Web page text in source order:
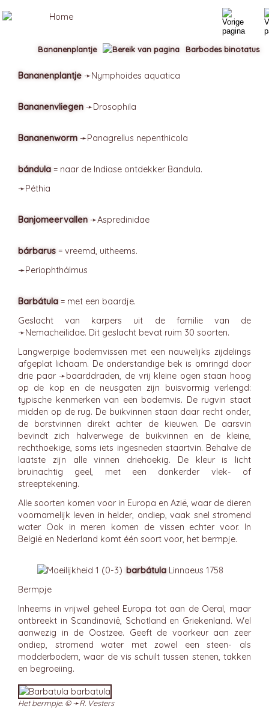
Bananenplantje ➛Nymphoides aquatica
Bananenvliegen ➛Drosophila
Bananenworm ➛Panagrellus nepenthicola
bándula = naar de Indiase ontdekker Bandula.
➛Péthia
Banjomeervallen ➛Aspredinidae
bárbarus = vreemd, uitheems.
➛Periophthálmus
Barbátula = met een baardje.
Geslacht van karpers uit de familie van de
➛Nemacheilidae. Dit geslacht bevat ruim 30 soorten.
Langwerpige bodemvissen met een nauwelijks zijdelings
afgeplat lichaam. De onderstandige bek is omringd door
drie paar ➛baarddraden, de vrij kleine ogen staan hoog
op de kop en de neusgaten zijn buisvormig verlengd:
typische kenmerken van een bodemvis. De rugvin staat
midden op de rug. De buikvinnen staan daar recht onder,
de borstvinnen direkt achter de kieuwen. De aarsvin
bevindt zich halverwege de buikvinnen en de kleine,
rechthoekige, soms iets ingesneden staartvin. Behalve de
laatste zijn alle vinnen driehoekig. De kleur is licht
bruinachtig geel, met een donkerder vlek- of
streeptekening.
Alle soorten komen voor in Europa en Azië, waar de dieren
voornamelijk leven in helder, ondiep, vaak snel stromend
water Ook in meren komen de vissen echter voor. In
België en Nederland komt één soort voor, het bermpje.
barbátula Linnaeus 1758
Bermpje
Inheems in vrijwel geheel Europa tot aan de Oeral, maar
ontbreekt in Scandinavië, Schotland en Griekenland. Wel
aanwezig in de Oostzee. Geeft de voorkeur aan zeer
ondiep, stromend water met zowel een steen- als
modderbodem, waar de vis schuilt tussen stenen, takken
en begroeiing.
Het bermpje. © ➛R. Vesters
Bananenplantje Barbodes binotatus